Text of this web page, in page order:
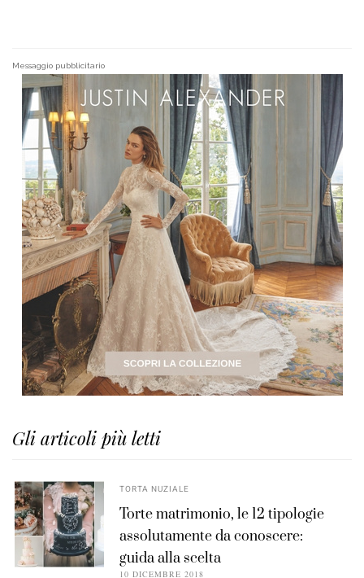
Messaggio pubblicitario
Gli articoli più letti
TORTA NUZIALE
Torte matrimonio, le 12 tipologie
assolutamente da conoscere:
guida alla scelta
10 DICEMBRE 2018